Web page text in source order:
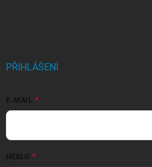
PŘIHLÁŠENÍ
E-MAIL
HESLO